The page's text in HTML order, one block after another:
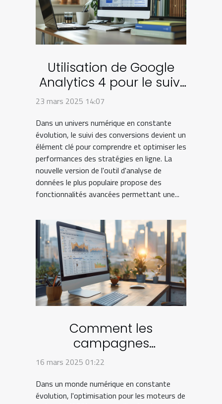
Utilisation de Google
Analytics 4 pour le suivi
avancé des conversions
23 mars 2025 14:07
Dans un univers numérique en constante
évolution, le suivi des conversions devient un
élément clé pour comprendre et optimiser les
performances des stratégies en ligne. La
nouvelle version de l'outil d'analyse de
données le plus populaire propose des
fonctionnalités avancées permettant une...
Comment les
campagnes
automatiques de push
votre stratégie SEO
16 mars 2025 01:22
Dans un monde numérique en constante
évolution, l'optimisation pour les moteurs de